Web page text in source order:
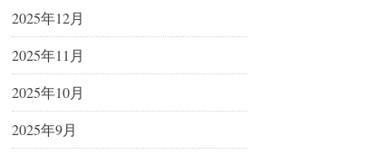
2025年12月
2025年11月
2025年10月
2025年9月